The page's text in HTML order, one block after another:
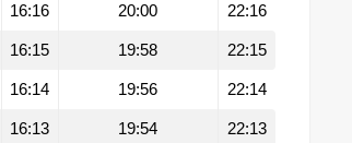
16:16 20:00 22:16
16:15 19:58 22:15
16:14 19:56 22:14
16:13 19:54 22:13